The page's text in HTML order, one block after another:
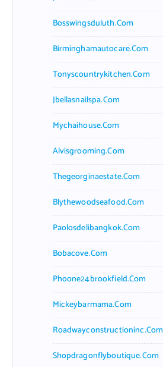
Bosswingsduluth.com
Birminghamautocare.com
Tonyscountrykitchen.com
Jbellasnailspa.com
Mychaihouse.com
Alvisgrooming.com
Thegeorginaestate.com
Blythewoodseafood.com
Paolosdelibangkok.com
Bobacove.com
Phoone24brookfield.com
Mickeybarmama.com
Roadwayconstructioninc.com
Shopdragonflyboutique.com